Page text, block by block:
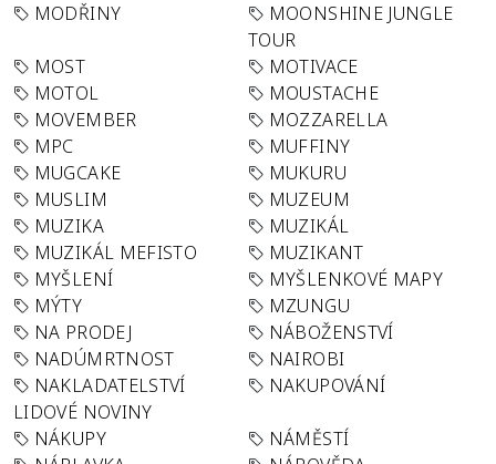
MODŘINY
MOONSHINE JUNGLE
TOUR
MOST
MOTIVACE
MOTOL
MOUSTACHE
MOVEMBER
MOZZARELLA
MPC
MUFFINY
MUGCAKE
MUKURU
MUSLIM
MUZEUM
MUZIKA
MUZIKÁL
MUZIKÁL MEFISTO
MUZIKANT
MYŠLENÍ
MYŠLENKOVÉ MAPY
MÝTY
MZUNGU
NA PRODEJ
NÁBOŽENSTVÍ
NADÚMRTNOST
NAIROBI
NAKLADATELSTVÍ
LIDOVÉ NOVINY
NAKUPOVÁNÍ
NÁKUPY
NÁMĚSTÍ